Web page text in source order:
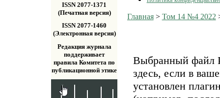
ISSN 2077-1371
(Печатная версия)
ISSN 2077-1460
(Электронная версия)
Редакция журнала
поддерживает
правила Комитета по
публикационной этике
Главная> Том 14 №4 2022
Выбранный файл
здесь, если в
установлен